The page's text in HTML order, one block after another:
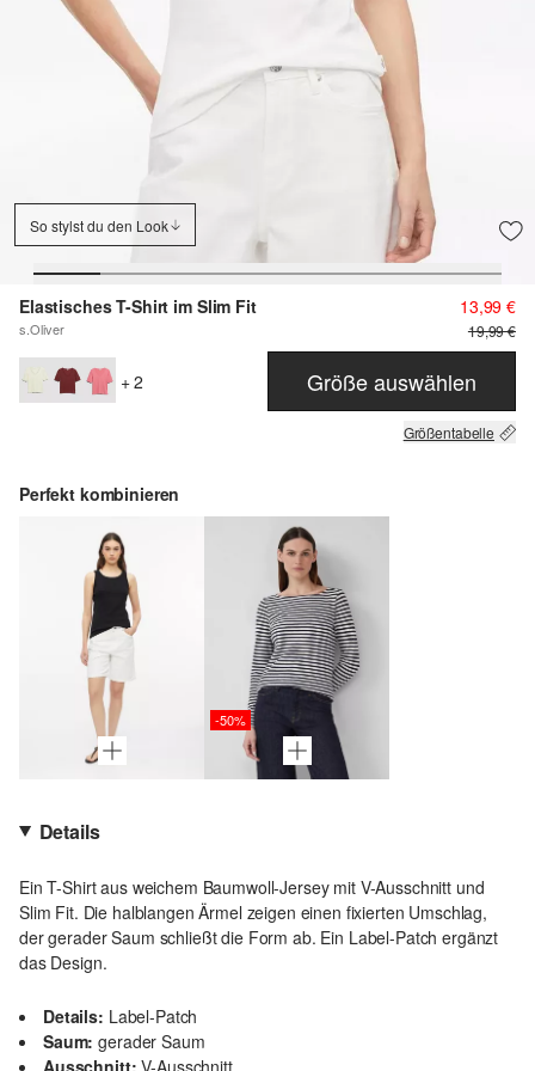
So stylst du den Look
Elastisches T-Shirt im Slim Fit
s.Oliver
13,99 €
19,99 €
+ 2 Größe auswählen
Größentabelle
Perfekt kombinieren
-50%
Details
Ein T-Shirt aus weichem Baumwoll-Jersey mit V-Ausschnitt und
Slim Fit. Die halblangen Ärmel zeigen einen fixierten Umschlag,
der gerader Saum schließt die Form ab. Ein Label-Patch ergänzt
das Design.
Details: Label-Patch
Saum: gerader Saum
Ausschnitt: V-Ausschnitt